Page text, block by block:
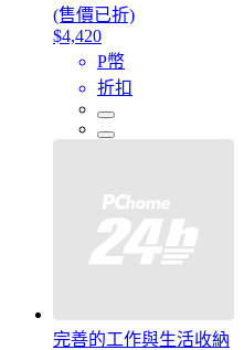
(售價已折)
$4,420
P幣
折扣
完善的工作與生活收納